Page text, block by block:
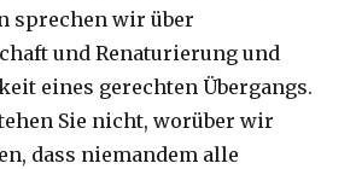
sprechen wir über
und Renaturierung und
eines gerechten Übergangs.
Sie nicht, worüber wir
dass niemandem alle